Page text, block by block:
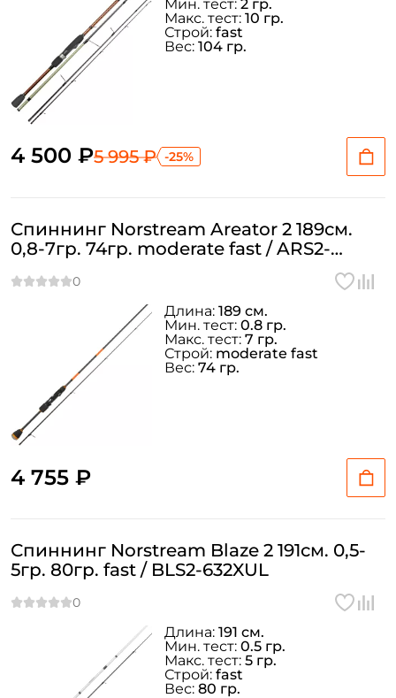
4 500 ₽5 995 ₽ -25%
Мин. тест: 2 гр.
Макс. тест: 10 гр.
Строй: fast
Вес: 104 гр.
Спиннинг Norstream Areator 2 189см.
0,8-7гр. 74гр. moderate fast / ARS2-
4 755 ₽
Длина: 189 см.
Мин. тест: 0.8 гр.
Макс. тест: 7 гр.
Строй: moderate fast
Вес: 74 гр.
Спиннинг Norstream Blaze 2 191см. 0,5-
5гр. 80гр. fast / BLS2-632XUL
Длина: 191 см.
Мин. тест: 0.5 гр.
Макс. тест: 5 гр.
Строй: fast
Вес: 80 гр.